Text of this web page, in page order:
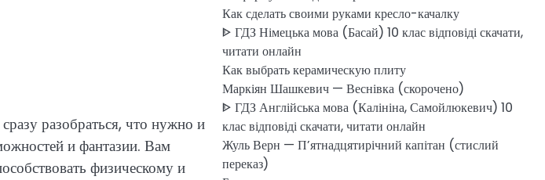
разобраться, что нужно и
и фантазии. Вам
физическому и
Как сделать своими руками кресло-качалку
ᐈ ГДЗ Німецька мова (Басай) 10 клас відповіді скачати,
читати онлайн
Как выбрать керамическую плиту
Маркіян Шашкевич — Веснівка (скорочено)
ᐈ ГДЗ Англійська мова (Калініна, Самойлюкевич) 10
клас відповіді скачати, читати онлайн
Жуль Верн — П’ятнадцятирічний капітан (стислий
переказ)